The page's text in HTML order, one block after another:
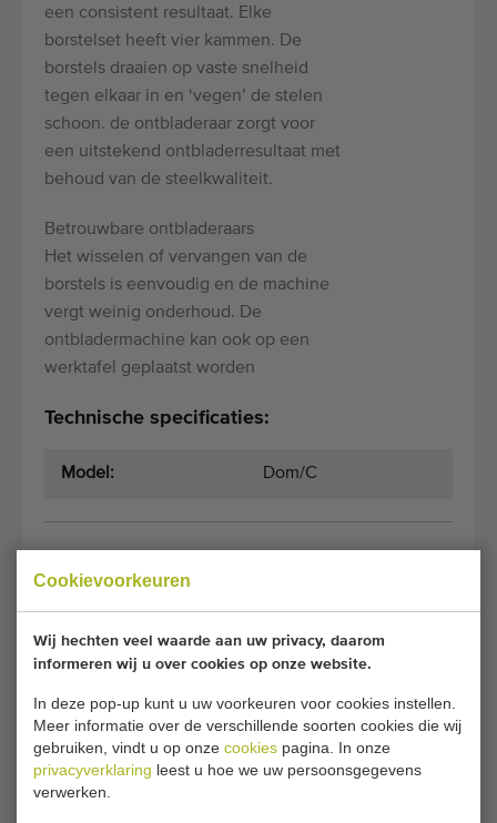
Cookievoorkeuren
Wij hechten veel waarde aan uw privacy, daarom
informeren wij u over cookies op onze website.
In deze pop-up kunt u uw voorkeuren voor cookies instellen.
Meer informatie over de verschillende soorten cookies die wij
gebruiken, vindt u op onze cookies pagina. In onze
privacyverklaring leest u hoe we uw persoonsgegevens
verwerken.
een consistent resultaat. Elke
borstelset heeft vier kammen. De
borstels draaien op vaste snelheid
tegen elkaar in en ‘vegen’ de stelen
schoon. de ontbladeraar zorgt voor
een uitstekend ontbladerresultaat met
behoud van de steelkwaliteit.
Betrouwbare ontbladeraars
Het wisselen of vervangen van de
borstels is eenvoudig en de machine
vergt weinig onderhoud. De
ontbladermachine kan ook op een
werktafel geplaatst worden
Technische specificaties:
Model: Dom/C
Helaas is deze Olimex dubbele
Wilt u op de hoogte gehouden worden wanneer er een
vergelijkbare Ontbladermachines beschikbaar komt? Vul
hier uw gegevens in.